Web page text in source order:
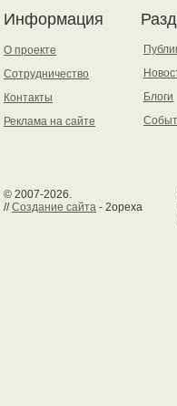
Информация
О проекте
Сотрудничество
Контакты
Реклама на сайте
Блоги
© 2007-2026.
//Создание сайта - 2opexa